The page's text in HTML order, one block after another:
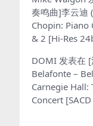
奏鸣曲]李云迪
Chopin: Piano
& 2 [Hi-Res
DOMI 发表在
Belafonte –
Carnegie Hall:
Concert